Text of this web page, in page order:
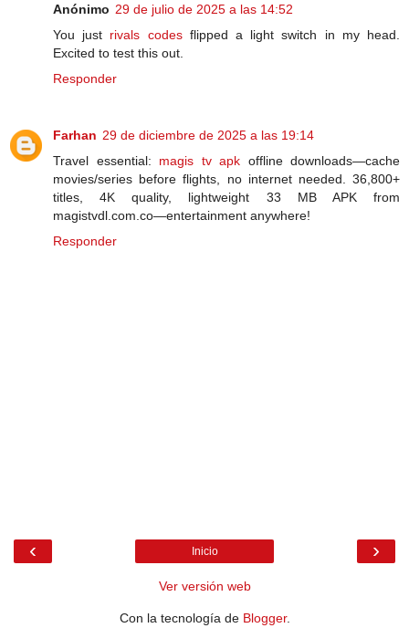
Anónimo 29 de julio de 2025 a las 14:52
You just rivals codesflipped a light switch in my head.
Excited to test this out.
Responder
Farhan 29 de diciembre de 2025 a las 19:14
Travel essential: magis tv apk offline downloads—cache
movies/series before flights, no internet needed. 36,800+
titles, 4K quality, lightweight 33 MB APK from
magistvdl.com.co—entertainment anywhere!
Responder
‹ ›
Inicio
Ver versión web
Con la tecnología de Blogger.